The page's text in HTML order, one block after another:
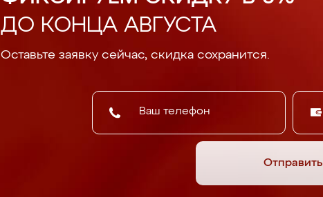
ДО КОНЦА АВГУСТА
Оставьте заявку сейчас, скидка сохранится.
Отправить